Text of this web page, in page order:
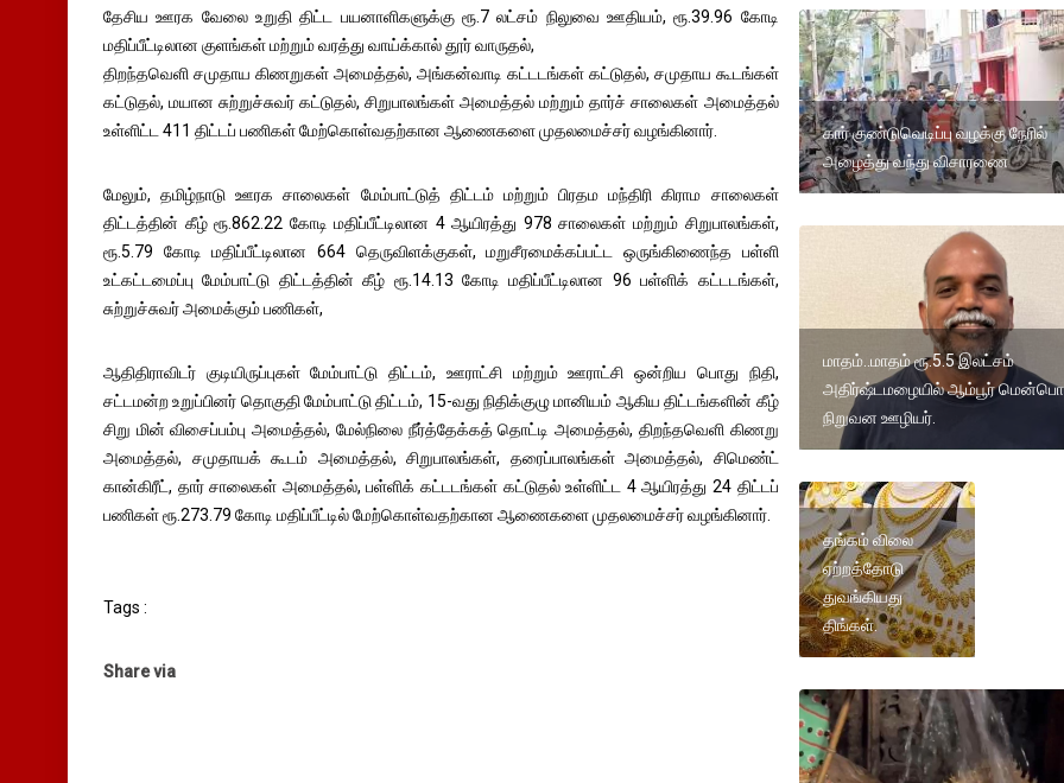
தேசிய ஊரக வேலை உறுதி திட்ட பயனாளிகளுக்கு ரூ.7 லட்சம் நிலுவை ஊதியம், ரூ.39.96 கோடி
மதிப்பீட்டிலான குளங்கள் மற்றும் வரத்து வாய்க்கால் தூர் வாருதல்,
திறந்தவெளி சமுதாய கிணறுகள் அமைத்தல், அங்கன்வாடி கட்டடங்கள் கட்டுதல், சமுதாய கூடங்கள்
கட்டுதல், மயான சுற்றுச்சுவர் கட்டுதல், சிறுபாலங்கள் அமைத்தல் மற்றும் தார்ச் சாலைகள் அமைத்தல்
உள்ளிட்ட 411 திட்டப் பணிகள் மேற்கொள்வதற்கான ஆணைகளை முதலமைச்சர் வழங்கினார்.
மேலும், தமிழ்நாடு ஊரக சாலைகள் மேம்பாட்டுத் திட்டம் மற்றும் பிரதம மந்திரி கிராம சாலைகள்
திட்டத்தின் கீழ் ரூ.862.22 கோடி மதிப்பீட்டிலான 4 ஆயிரத்து 978 சாலைகள் மற்றும் சிறுபாலங்கள்,
ரூ.5.79 கோடி மதிப்பீட்டிலான 664 தெருவிளக்குகள், மறுசீரமைக்கப்பட்ட ஒருங்கிணைந்த பள்ளி
உட்கட்டமைப்பு மேம்பாட்டு திட்டத்தின் கீழ் ரூ.14.13 கோடி மதிப்பீட்டிலான 96 பள்ளிக் கட்டடங்கள்,
சுற்றுச்சுவர் அமைக்கும் பணிகள்,
ஆதிதிராவிடர் குடியிருப்புகள் மேம்பாட்டு திட்டம், ஊராட்சி மற்றும் ஊராட்சி ஒன்றிய பொது நிதி,
சட்டமன்ற உறுப்பினர் தொகுதி மேம்பாட்டு திட்டம், 15-வது நிதிக்குழு மானியம் ஆகிய திட்டங்களின் கீழ்
சிறு மின் விசைப்பம்பு அமைத்தல், மேல்நிலை நீர்த்தேக்கத் தொட்டி அமைத்தல், திறந்தவெளி கிணறு
அமைத்தல், சமுதாயக் கூடம் அமைத்தல், சிறுபாலங்கள், தரைப்பாலங்கள் அமைத்தல், சிமெண்ட்
கான்கிரீட், தார் சாலைகள் அமைத்தல், பள்ளிக் கட்டடங்கள் கட்டுதல் உள்ளிட்ட 4 ஆயிரத்து 24 திட்டப்
பணிகள் ரூ.273.79 கோடி மதிப்பீட்டில் மேற்கொள்வதற்கான ஆணைகளை முதலமைச்சர் வழங்கினார்.
Tags :
Share via
கார் குண்டுவெடிப்பு வழக்கு நேரில்
அழைத்து வந்து விசாரணை
மாதம்..மாதம் ரூ.5.5 இலட்சம்
அதிர்ஷ்டமழையில் ஆம்பூர்
நிறுவன ஊழியர்.
தங்கம் விலை
ஏற்றத்தோடு
துவங்கியது
திங்கள்.